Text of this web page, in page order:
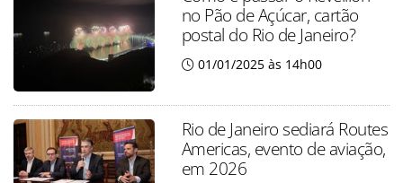
no Pão de Açúcar, cartão
postal do Rio de Janeiro?
01/01/2025 às 14h00
Rio de Janeiro sediará Routes
Americas, evento de aviação,
em 2026